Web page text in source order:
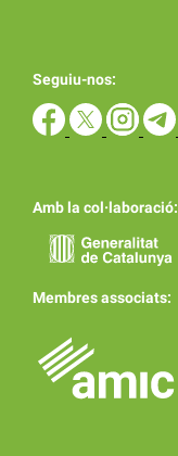
Seguiu-nos:
Amb la col·laboració:
Membres associats: